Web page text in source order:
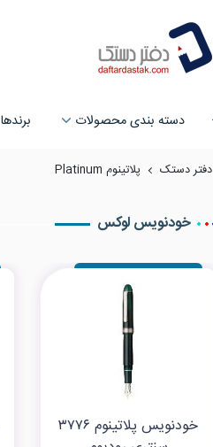
دسته بندی محصولات برند‌ها
دفتر دستک پلاتینوم Platinum
خودنویس لوکس
خودنویس پلاتینوم ۳۷۷۶